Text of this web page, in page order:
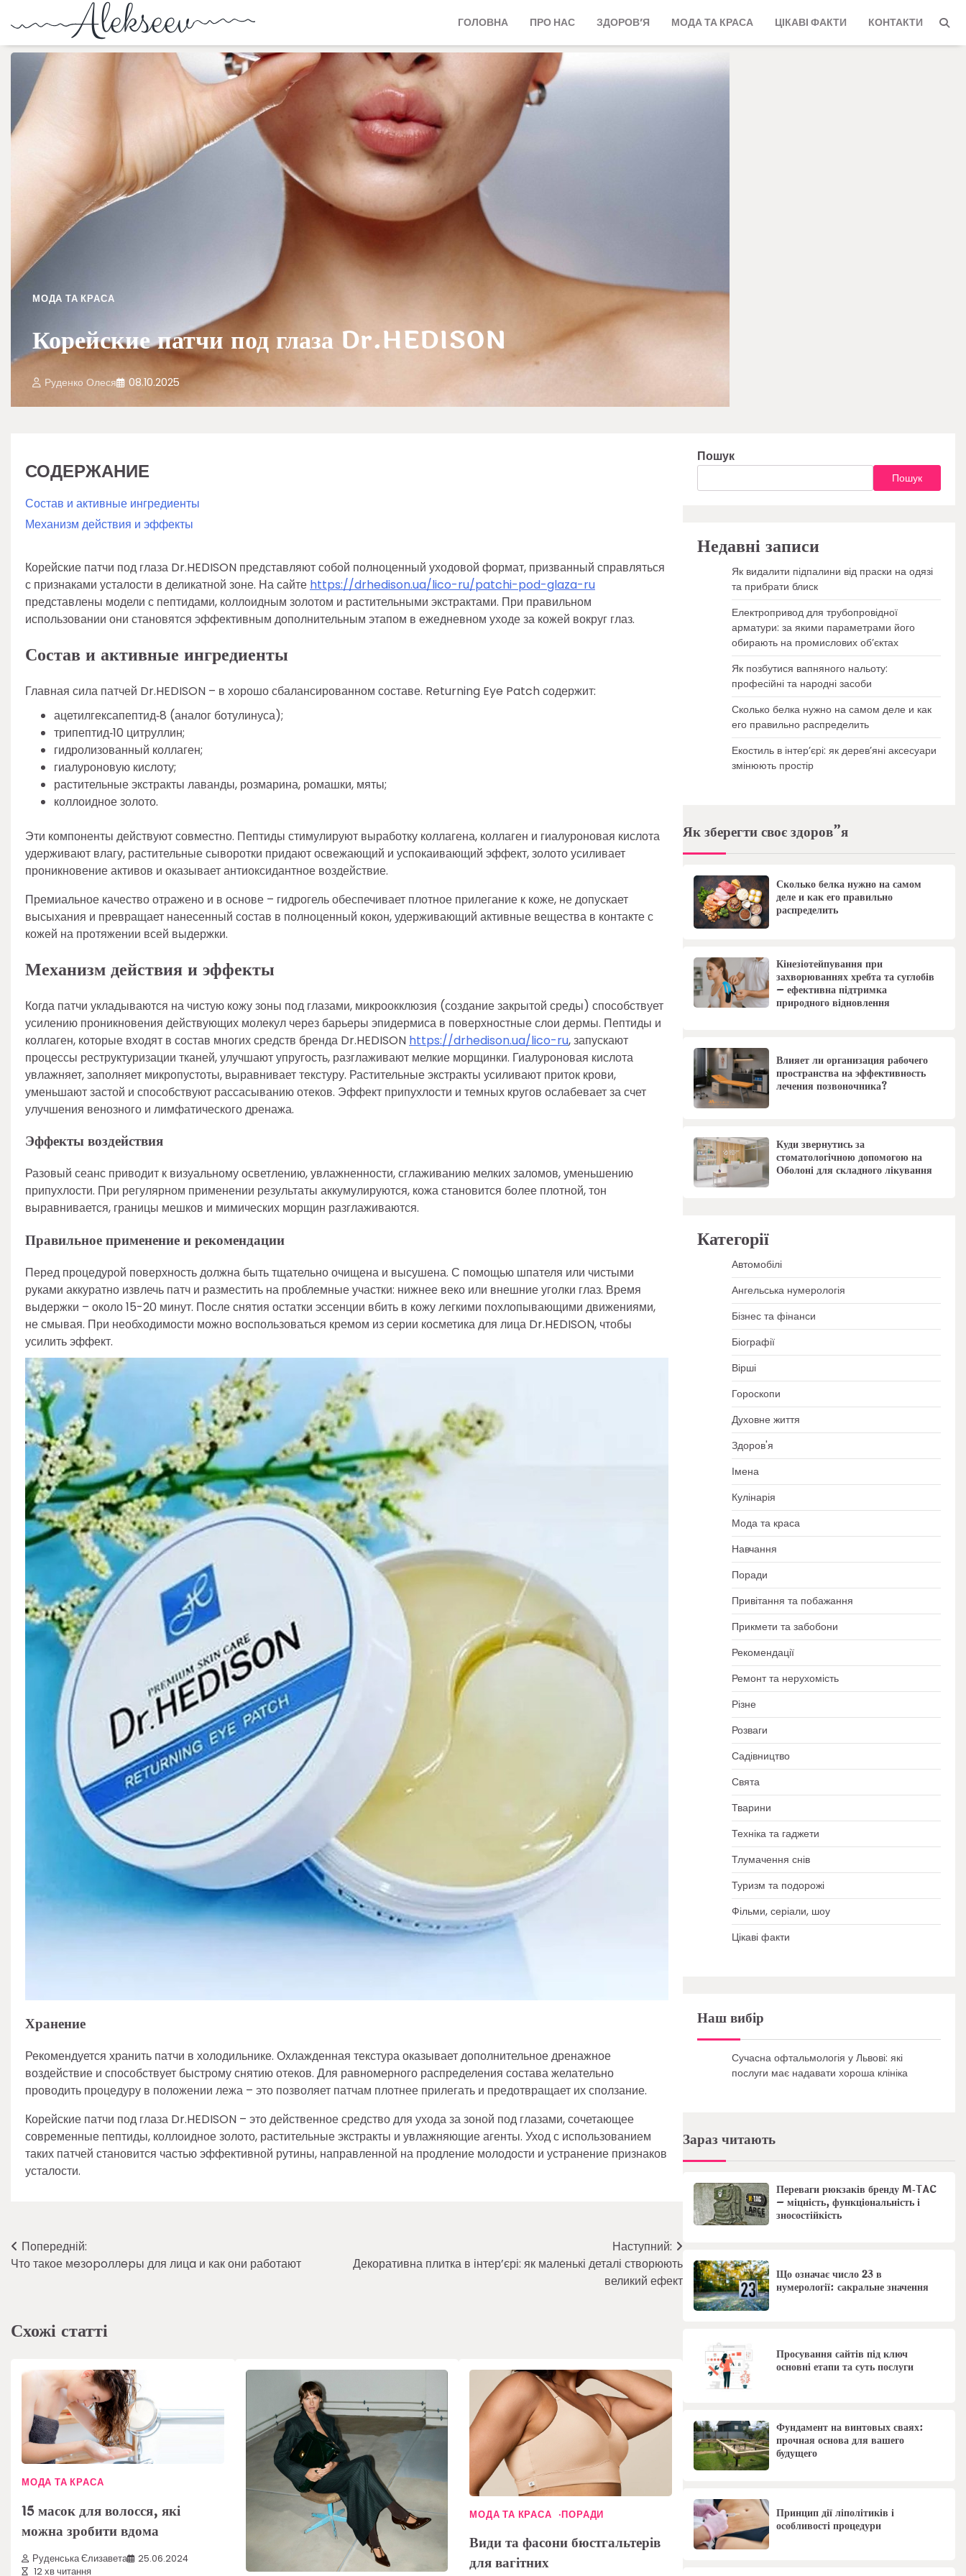
ГОЛОВНА ПРО НАС ЗДОРОВ’Я МОДА ТА КРАСА ЦІКАВІ ФАКТИ КОНТАКТИ
МОДА ТА КРАСА
Корейские патчи под глаза Dr.HEDISON
Руденко Олеся 08.10.2025
СОДЕРЖАНИЕ
Состав и активные ингредиенты
Механизм действия и эффекты
Корейские патчи под глаза Dr.HEDISON представляют собой полноценный уходовой формат, призванный справляться
с признаками усталости в деликатной зоне. На сайте https://drhedison.ua/lico-ru/patchi-pod-glaza-ru
представлены модели с пептидами, коллоидным золотом и растительными экстрактами. При правильном
использовании они становятся эффективным дополнительным этапом в ежедневном уходе за кожей вокруг глаз.
Состав и активные ингредиенты
Главная сила патчей Dr.HEDISON – в хорошо сбалансированном составе. Returning Eye Patch содержит:
ацетилгексапептид‑8 (аналог ботулинуса);
трипептид‑10 цитруллин;
гидролизованный коллаген;
гиалуроновую кислоту;
растительные экстракты лаванды, розмарина, ромашки, мяты;
коллоидное золото.
Эти компоненты действуют совместно. Пептиды стимулируют выработку коллагена, коллаген и гиалуроновая кислота
удерживают влагу, растительные сыворотки придают освежающий и успокаивающий эффект, золото усиливает
проникновение активов и оказывает антиоксидантное воздействие.
Премиальное качество отражено и в основе – гидрогель обеспечивает плотное прилегание к коже, не допускает
высыхания и превращает нанесенный состав в полноценный кокон, удерживающий активные вещества в контакте с
кожей на протяжении всей выдержки.
Механизм действия и эффекты
Когда патчи укладываются на чистую кожу зоны под глазами, микроокклюзия (создание закрытой среды) способствует
усилению проникновения действующих молекул через барьеры эпидермиса в поверхностные слои дермы. Пептиды и
коллаген, которые входят в состав многих средств бренда Dr.HEDISON https://drhedison.ua/lico-ru, запускают
процессы реструктуризации тканей, улучшают упругость, разглаживают мелкие морщинки. Гиалуроновая кислота
увлажняет, заполняет микропустоты, выравнивает текстуру. Растительные экстракты усиливают приток крови,
уменьшают застой и способствуют рассасыванию отеков. Эффект припухлости и темных кругов ослабевает за счет
улучшения венозного и лимфатического дренажа.
Эффекты воздействия
Разовый сеанс приводит к визуальному осветлению, увлажненности, сглаживанию мелких заломов, уменьшению
припухлости. При регулярном применении результаты аккумулируются, кожа становится более плотной, тон
выравнивается, границы мешков и мимических морщин разглаживаются.
Правильное применение и рекомендации
Перед процедурой поверхность должна быть тщательно очищена и высушена. С помощью шпателя или чистыми
руками аккуратно извлечь патч и разместить на проблемные участки: нижнее веко или внешние уголки глаз. Время
выдержки – около 15-20 минут. После снятия остатки эссенции вбить в кожу легкими похлопывающими движениями,
не смывая. При необходимости можно воспользоваться кремом из серии косметика для лица Dr.HEDISON, чтобы
усилить эффект.
Хранение
Рекомендуется хранить патчи в холодильнике. Охлажденная текстура оказывает дополнительное дренажное
воздействие и способствует быстрому снятию отеков. Для равномерного распределения состава желательно
проводить процедуру в положении лежа – это позволяет патчам плотнее прилегать и предотвращает их сползание.
Корейские патчи под глаза Dr.HEDISON – это действенное средство для ухода за зоной под глазами, сочетающее
современные пептиды, коллоидное золото, растительные экстракты и увлажняющие агенты. Уход с использованием
таких патчей становится частью эффективной рутины, направленной на продление молодости и устранение признаков
усталости.
Навігація
записів
Попередній:
Что такое мeзopoллepы для лицa и как они работают
Наступний:
Декоративна плитка в інтер’єрі: як маленькі деталі створюють
великий ефект
Схожі статті
МОДА ТА КРАСА
15 масок для волосся, які
можна зробити вдома
Руденська Єлизавета
25.06.2024
12 хв читання
МОДА ТА КРАСА ПОРАДИ
Види та фасони бюстгальтерів
для вагітних
Пошук
Пошук
Недавні записи
Як видалити підпалини від праски на одязі
та прибрати блиск
Електропривод для трубопровідної
арматури: за якими параметрами його
обирають на промислових об’єктах
Як позбутися вапняного нальоту:
професійні та народні засоби
Сколько белка нужно на самом деле и как
его правильно распределить
Екостиль в інтер’єрі: як дерев’яні аксесуари
змінюють простір
Як зберегти своє здоров”я
Сколько белка нужно на самом
деле и как его правильно
распределить
Кінезіотейпування при
захворюваннях хребта та суглобів
– ефективна підтримка
природного відновлення
Влияет ли организация рабочего
пространства на эффективность
лечения позвоночника?
Куди звернутись за
стоматологічною допомогою на
Оболоні для складного лікування
Категорії
Автомобілі
Ангельська нумерологія
Бізнес та фінанси
Біографії
Вірші
Гороскопи
Духовне життя
Здоров'я
Імена
Кулінарія
Мода та краса
Навчання
Поради
Привітання та побажання
Прикмети та забобони
Рекомендації
Ремонт та нерухомість
Різне
Розваги
Садівництво
Свята
Тварини
Техніка та гаджети
Тлумачення снів
Туризм та подорожі
Фільми, серіали, шоу
Цікаві факти
Наш вибір
Сучасна офтальмологія у Львові: які
послуги має надавати хороша клініка
Зараз читають
Переваги рюкзаків бренду M‑TAC
– міцність, функціональність і
зносостійкість
Що означає число 23 в
нумерології: сакральне значення
Просування сайтів під ключ
основні етапи та суть послуги
Фундамент на винтовых сваях:
прочная основа для вашего
будущего
Принцип дії ліполітиків і
особливості процедури